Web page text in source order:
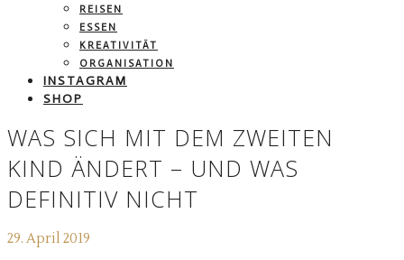
REISEN
ESSEN
KREATIVITÄT
ORGANISATION
INSTAGRAM
SHOP
WAS SICH MIT DEM ZWEITEN
KIND ÄNDERT – UND WAS
DEFINITIV NICHT
29. April 2019